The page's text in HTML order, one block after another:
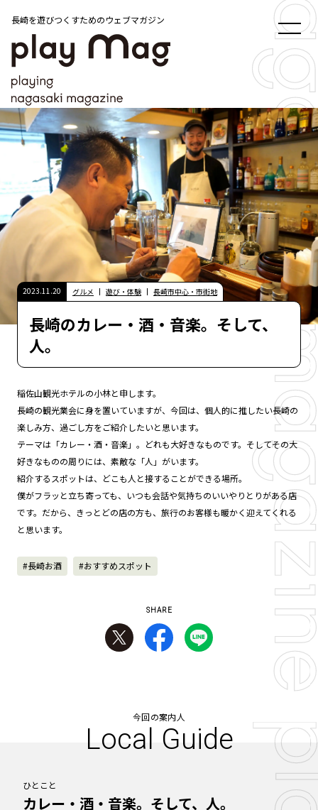
長崎を遊びつくすためのウェブマガジン
2023.11.20 グルメ 遊び・体験 長崎市中心・市街地
長崎のカレー・酒・音楽。そして、
人。
稲佐山観光ホテルの小林と申します。
長崎の観光業会に身を置いていますが、今回は、個人的に推したい長崎の
楽しみ方、過ごし方をご紹介したいと思います。
テーマは「カレー・酒・音楽」。どれも大好きなものです。そしてその大
好きなものの周りには、素敵な「人」がいます。
紹介するスポットは、どこも人と接することができる場所。
僕がフラッと立ち寄っても、いつも会話や気持ちのいいやりとりがある店
です。だから、きっとどの店の方も、旅行のお客様も暖かく迎えてくれる
と思います。
#長崎お酒 #おすすめスポット
SHARE
この長崎体験記事をTwitterでシ
この長崎体験記事を
この長崎体験
今回の案内人
Local Guide
ひとこと
カレー・酒・音楽。そして、人。